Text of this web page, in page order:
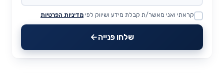
Website
קראתי ואני מאשר/ת קבלת מידע ושיווק לפי מדיניות הפרטיות
שלחו פנייה